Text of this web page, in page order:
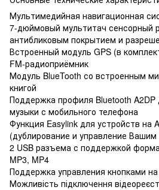
Мультимедийная навигационная
7-дюймовый мультитач сенсорный
антибликовым покрытием и
Встроенный модуль GPS (в
FM-радиоприёмник
Модуль BlueTooth со встроенным
книгой
Поддержка профиля Bluetooth A2DP
музыки с мобильного телефона
Функция Easylink для устройств на
(дублирование и управление
2 USB разъема с поддержкой
MP3, MP4
Поддержка управления кнопками на
Можливість підключення